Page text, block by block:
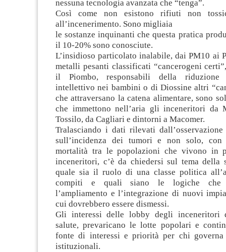
nessuna tecnologia avanzata che “tenga”.
Così come non esistono rifiuti non
all’incenerimento. Sono migliaia
le sostanze inquinanti che questa pratica
il 10-20% sono conosciute.
L’insidioso particolato inalabile, dai PM10 ai
metalli pesanti classificati “cancerogeni
il Piombo, responsabili della riduzione
intellettivo nei bambini o di Diossine altri
che attraversano la catena alimentare, sono
che immettono nell’aria gli inceneritori da
Tossilo, da Cagliari e dintorni a Macomer.
Tralasciando i dati rilevati dall’osservazione
sull’incidenza dei tumori e non solo, con
mortalità tra le popolazioni che vivono in
inceneritori, c’è da chiedersi sul tema della
quale sia il ruolo di una classe politica
compiti e quali siano le logiche che
l’ampliamento e l’integrazione di nuovi
cui dovrebbero essere dismessi.
Gli interessi delle lobby degli inceneritori
salute, prevaricano le lotte popolari e
fonte di interessi e priorità per chi
istituzionali.